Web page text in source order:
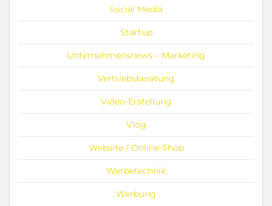
Social Media
Startup
Unternehmensnews – Marketing
Vertriebsberatung
Video-Erstellung
Vlog
Website / Online-Shop
Werbetechnik
Werbung